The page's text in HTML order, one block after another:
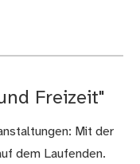
Freizeit"
Mit der
dem Laufenden.